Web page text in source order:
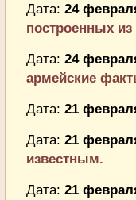
Дата: 24
построенных
Дата: 24
армейские
Дата: 21
Дата: 21
известным.
Дата: 21